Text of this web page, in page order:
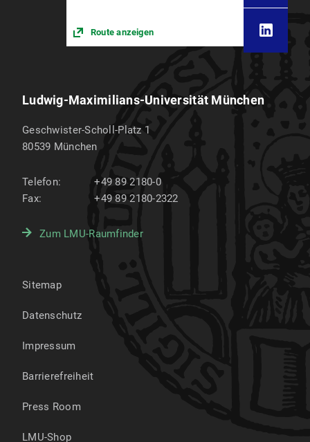
Route anzeigen
Ludwig-Maximilians-Universität München
Geschwister-Scholl-Platz 1
80539 München
Telefon:
+49 89 2180-0
Fax:
+49 89 2180-2322
Zum LMU-Raumfinder
Sitemap
Datenschutz
Impressum
Barrierefreiheit
Press Room
LMU-Shop